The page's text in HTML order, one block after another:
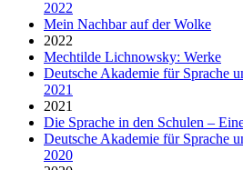
2022
Mein Nachbar auf der Wolke
2022
Mechtilde Lichnowsky: Werke
Deutsche Akademie für Sprache
2021
2021
Die Sprache in den Schulen –
Deutsche Akademie für Sprache
2020